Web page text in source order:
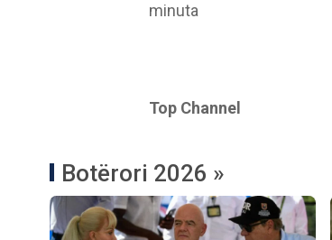
minuta
Top Channel
Botërori 2026 »